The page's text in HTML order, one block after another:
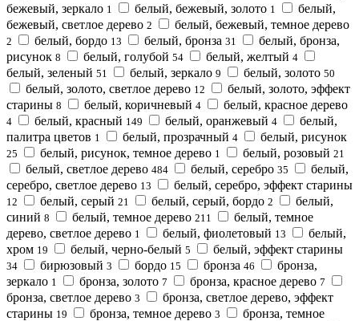
бежевый, зеркало 1 белый, бежевый, золото 1
белый,
бежевый, светлое дерево 2 белый, бежевый, темное дерево
2 белый, бордо 13 белый, бронза 31
белый, бронза,
рисунок 8 белый, голубой 54 белый, желтый 4
белый, зеленый 51 белый, зеркало 9 белый, золото 50
белый, золото, светлое дерево 12
белый, золото, эффект
старины 8 белый, коричневый 4 белый, красное дерево
4 белый, красный 149 белый, оранжевый 4
белый,
палитра цветов 1 белый, прозрачный 4 белый, рисунок
25 белый, рисунок, темное дерево 1 белый, розовый 21
белый, светлое дерево 484 белый, серебро 35
белый,
серебро, светлое дерево 13 белый, серебро, эффект старины
12 белый, серый 21 белый, серый, бордо 2
белый,
синий 8 белый, темное дерево 211
белый, темное
дерево, светлое дерево 1 белый, фиолетовый 13
белый,
хром 19 белый, черно-белый 5 белый, эффект старины
34 бирюзовый 3 бордо 15 бронза 46
бронза,
зеркало 1 бронза, золото 7 бронза, красное дерево 7
бронза, светлое дерево 3
бронза, светлое дерево, эффект
старины 19 бронза, темное дерево 3
бронза, темное